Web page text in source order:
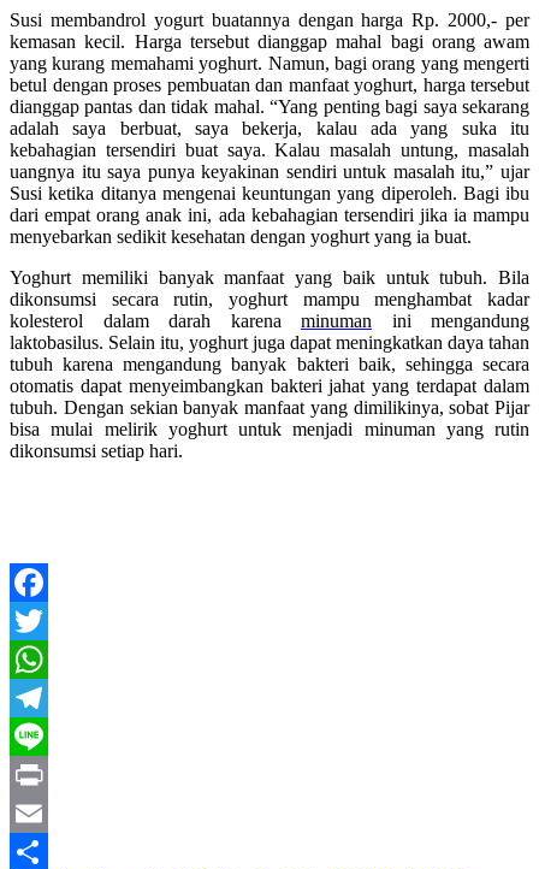
Susi membandrol yogurt buatannya dengan harga Rp. 2000,- per
kemasan kecil. Harga tersebut dianggap mahal bagi orang awam
yang kurang memahami yoghurt. Namun, bagi orang yang mengerti
betul dengan proses pembuatan dan manfaat yoghurt, harga tersebut
dianggap pantas dan tidak mahal. “Yang penting bagi saya sekarang
adalah saya berbuat, saya bekerja, kalau ada yang suka itu
kebahagian tersendiri buat saya. Kalau masalah untung, masalah
uangnya itu saya punya keyakinan sendiri untuk masalah itu,” ujar
Susi ketika ditanya mengenai keuntungan yang diperoleh. Bagi ibu
dari empat orang anak ini, ada kebahagian tersendiri jika ia mampu
menyebarkan sedikit kesehatan dengan yoghurt yang ia buat.
Yoghurt memiliki banyak manfaat yang baik untuk tubuh. Bila
dikonsumsi secara rutin, yoghurt mampu menghambat kadar
kolesterol dalam darah karena minuman ini mengandung
laktobasilus. Selain itu, yoghurt juga dapat meningkatkan daya tahan
tubuh karena mengandung banyak bakteri baik, sehingga secara
otomatis dapat menyeimbangkan bakteri jahat yang terdapat dalam
tubuh. Dengan sekian banyak manfaat yang dimilikinya, sobat Pijar
bisa mulai melirik yoghurt untuk menjadi minuman yang rutin
dikonsumsi setiap hari.
Facebook
Twitter
WhatsApp
Telegram
Line
Print
Email